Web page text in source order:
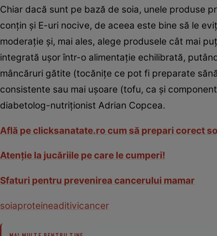
Chiar dacă sunt pe bază de soia, unele produse
conţin şi E-uri nocive, de aceea este bine să le
moderaţie şi, mai ales, alege produsele cât mai
integrată uşor într-o alimentaţie echilibrată,
mâncăruri gătite (tocăniţe ce pot fi preparate
consistente sau mai uşoare (tofu, ca şi
diabetolog-nutriţionist Adrian Copcea.
Află pe clicksanatate.ro cum să prepari corect
Atenţie la jucăriile pe care le cumperi!
Sfaturi pentru prevenirea cancerului mamar
soiaproteineaditivicancer